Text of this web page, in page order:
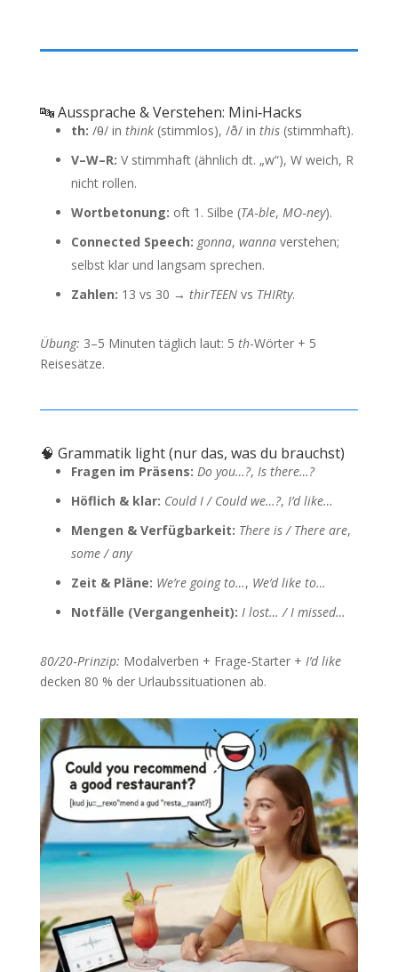
🔤 Aussprache & Verstehen: Mini‑Hacks
th: /θ/ in think(stimmlos), /ð/ in this(stimmhaft).
V–W–R: V stimmhaft (ähnlich dt. „w“), W weich, R
nicht rollen.
Wortbetonung: oft 1. Silbe (TA‑ble, MO‑ney).
Connected Speech: gonna, wannaverstehen;
selbst klar und langsam sprechen.
Zahlen: 13 vs 30 → thirTEENvs THIRty.
Übung: 3–5 Minuten täglich laut: 5 th-Wörter + 5
Reisesätze.
🧠 Grammatik light (nur das, was du brauchst)
Fragen im Präsens: Do you…?, Is there…?
Höflich & klar: Could I / Could we…?, I’d like…
Mengen & Verfügbarkeit: There is / There are,
some / any
Zeit & Pläne: We’re going to…, We’d like to…
Notfälle (Vergangenheit): I lost… / I missed…
80/20‑Prinzip: Modalverben + Frage‑Starter + I’d like
decken 80 % der Urlaubssituationen ab.